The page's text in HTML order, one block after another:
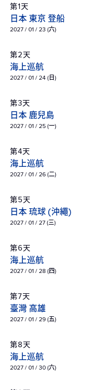
第1天
日本 東京 登船
2027 / 01 / 23 (六)
第2天
海上巡航
2027 / 01 / 24 (日)
第3天
日本 鹿兒島
2027 / 01 / 25 (一)
第4天
海上巡航
2027 / 01 / 26 (二)
第5天
日本 琉球 (沖繩)
2027 / 01 / 27 (三)
第6天
海上巡航
2027 / 01 / 28 (四)
第7天
臺灣 高雄
2027 / 01 / 29 (五)
第8天
海上巡航
2027 / 01 / 30 (六)